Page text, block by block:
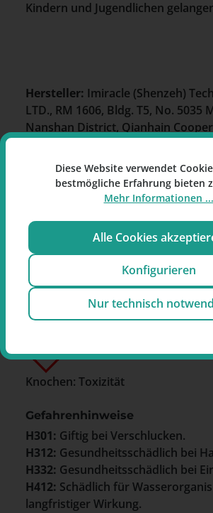
Kindern und Jugendlichen
Hersteller: Imiracle (Shenzeh)
LTD., RM 1606, Bldg. T5, No. 5035
Nanshan District, Qianhain
Importeur:Intrade Concepts
13, 53881 Euskirchen
Einordnung nach CLP-
REACH-Verordnung
Symbole
GHS06 - Totenkopf mit
Knochen: Toxizität
Gefahrenhinweise
H301: Giftig bei Verschlucken.
H312: Gesundheitsschädlich bei
H332: Gesundheitsschädlich bei
H412: Schädlich für
langfristiger Wirkung.
Diese Website verwendet
bestmögliche Erfahrung bieten
Mehr Informationen ...
Alle Cookies
Konfigurieren
Nur technisch